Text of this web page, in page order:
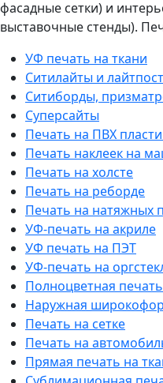
фасадные сетки) и
выставочные стенды).
УФ печать на ткани
Ситилайты и
Ситиборды,
Суперсайты
Печать на ПВХ
Печать наклеек на
Печать на холсте
Печать на реборде
Печать на натяжных
УФ-печать на акриле
УФ печать на ПЭТ
УФ-печать на
Полноцветная
Наружная
Печать на сетке
Печать на
Прямая печать на